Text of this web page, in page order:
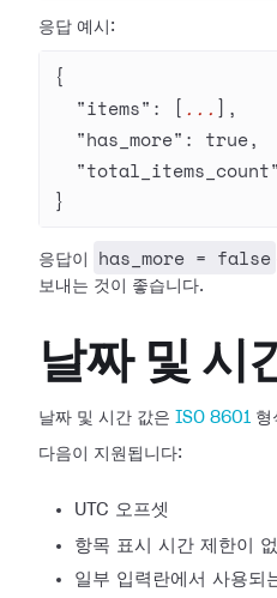
응답 예시:
{
  "items"
: [ ... ],
  "has_more"
: true,
  "total_items_count"
}
응답이 has_more = false
보내는 것이 좋습니다.
날짜 및 시
날짜 및 시간 값은 ISO 8601 형
다음이 지원됩니다:
UTC 오프셋
항목 표시 시간 제한이
일부 입력란에서 사용되